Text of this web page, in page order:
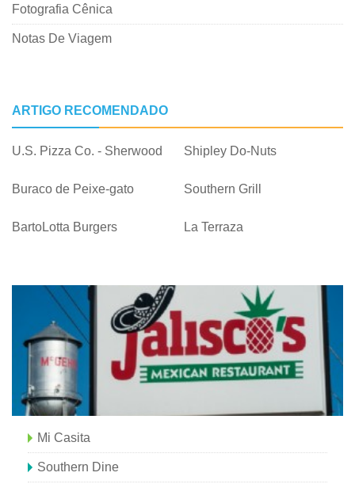
Fotografia Cênica
Notas De Viagem
ARTIGO RECOMENDADO
U.S. Pizza Co. - Sherwood Shipley Do-Nuts
Buraco de Peixe-gato Southern Grill
BartoLotta Burgers La Terraza
Mi Casita
Southern Dine